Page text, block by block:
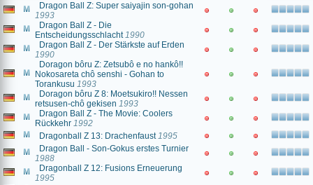
Dragon Ball Z: Super saiyajin son-gohan
1993
Dragon Ball Z - Die
Entscheidungsschlacht 1990
Dragon Ball Z - Der Stärkste auf Erden
1990
Doragon bôru Z: Zetsubô e no hankô!!
Nokosareta chô senshi - Gohan to
Torankusu 1993
Doragon bôru Z 8: Moetsukiro!! Nessen
retsusen-chô gekisen 1993
Dragon Ball Z - The Movie: Coolers
Rückkehr 1992
Dragonball Z 13: Drachenfaust 1995
Dragon Ball - Son-Gokus erstes Turnier
1988
Dragonball Z 12: Fusions Erneuerung
1995